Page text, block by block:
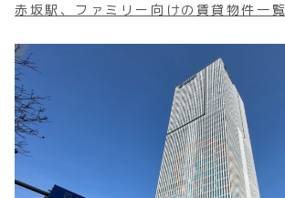
赤坂駅、ファミリー向けの賃貸物件一覧